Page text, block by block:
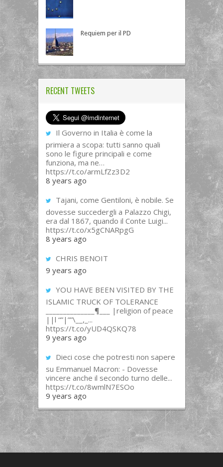
Requiem per il PD
RECENT TWEETS
Il Governo in Italia è come la
primiera a scopa: tutti sanno quali
sono le figure principali e come
funziona, ma ne…
https://t.co/armLfZz3D2
8 years ago
Tajani, come Gentiloni, è nobile. Se
dovesse succedergli a Palazzo Chigi,
era dal 1867, quando il Conte Luigi...
https://t.co/x5gCNARpgG
8 years ago
CHRIS BENOIT
9 years ago
YOU HAVE BEEN VISITED BY THE
ISLAMIC TRUCK OF TOLERANCE
______________¶___ |religion of peace
||l “”|””\__,_...
https://t.co/yUD4QSKQ78
9 years ago
Dieci cose che potresti non sapere
su Emmanuel Macron: - Dovesse
vincere anche il secondo turno delle...
https://t.co/8wmlN7ESOo
9 years ago